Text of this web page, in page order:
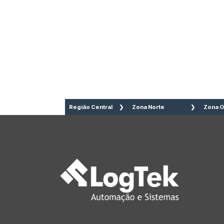
Região Central
Brás
Cambuci
Centro
Consolação
Zona Norte
Jaçanã
Jardim São
Paulo
Zona